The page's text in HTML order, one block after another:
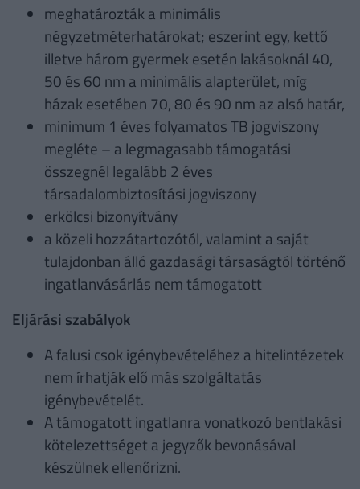
meghatározták a minimális
négyzetméterhatárokat; eszerint egy, kettő
illetve három gyermek esetén lakásoknál 40,
50 és 60 nm a minimális alapterület, míg
házak esetében 70, 80 és 90 nm az alsó határ,
minimum 1 éves folyamatos TB jogviszony
megléte – a legmagasabb támogatási
összegnél legalább 2 éves
társadalombiztosítási jogviszony
erkölcsi bizonyítvány
a közeli hozzátartozótól, valamint a saját
tulajdonban álló gazdasági társaságtól történő
ingatlanvásárlás nem támogatott
Eljárási szabályok
A falusi csok igénybevételéhez a hitelintézetek
nem írhatják elő más szolgáltatás
igénybevételét.
A támogatott ingatlanra vonatkozó bentlakási
kötelezettséget a jegyzők bevonásával
készülnek ellenőrizni.